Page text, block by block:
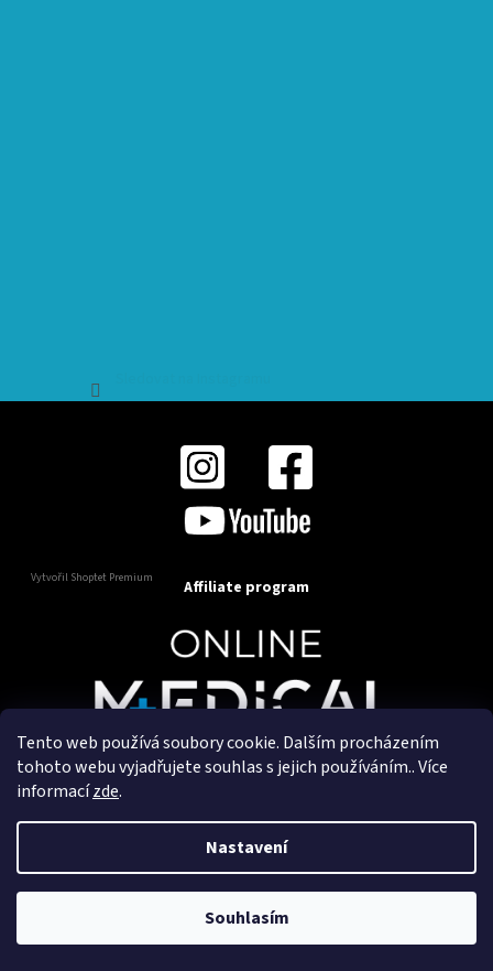
Tento web používá soubory cookie. Dalším procházením
tohoto webu vyjadřujete souhlas s jejich používáním.. Více
informacízde.
Nastavení
Souhlasím
Vytvořil Shoptet Premium Affiliate program
Copyright 2025OnlineMedical.cz. Všechna práva
Vytvořil a marketingově zajišťuje